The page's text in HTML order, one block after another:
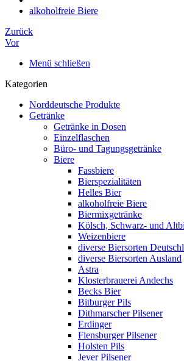
alkoholfreie Biere
Zurück
Vor
Menü schließen
Kategorien
Norddeutsche Produkte
Getränke
Getränke in Dosen
Einzelflaschen
Büro- und Tagungsgetränke
Biere
Fassbiere
Bierspezialitäten
Helles Bier
alkoholfreie Biere
Biermixgetränke
Kölsch, Schwarz- und
Weizenbiere
diverse Biersorten
diverse Biersorten Ausland
Astra
Klosterbrauerei Andechs
Becks Bier
Bitburger Pils
Dithmarscher Pilsener
Erdinger
Flensburger Pilsener
Holsten Pils
Jever Pilsener